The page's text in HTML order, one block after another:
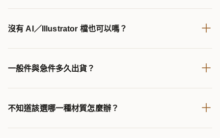
沒有 AI／Illustrator 檔也可以嗎？ ＋
一般件與急件多久出貨？ ＋
不知道該選哪一種材質怎麼辦？ ＋